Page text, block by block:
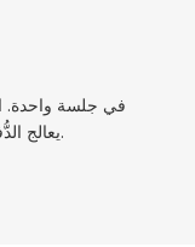
جميعًا واترك convertio.co يعالج الدُّفعة.